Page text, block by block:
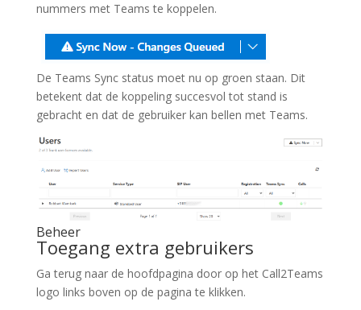
nummers met Teams te koppelen.
De Teams Sync status moet nu op groen staan. Dit
betekent dat de koppeling succesvol tot stand is
gebracht en dat de gebruiker kan bellen met Teams.
Beheer
Toegang extra gebruikers
Ga terug naar de hoofdpagina door op het Call2Teams
logo links boven op de pagina te klikken.